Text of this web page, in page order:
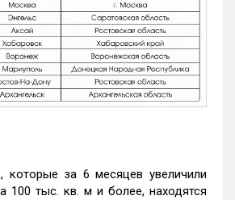
которые за 6 месяцев увеличили
100 тыс. кв. м и более, находятся